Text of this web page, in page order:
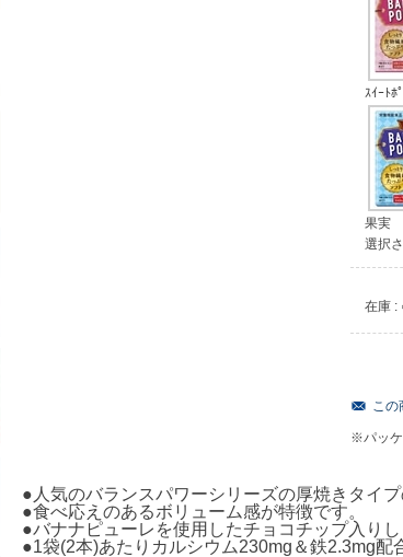
ｽｲｰﾄﾎ
果実
選択
在庫 :
この
※パッケ
●人気のバランスパワーシリーズの厚焼きタイプ
●食べ応えのあるボリューム感が特徴です。
●バナナピューレを使用したチョコチップ入り
●1袋(2本)あたりカルシウム230mg＆鉄2.3mg配